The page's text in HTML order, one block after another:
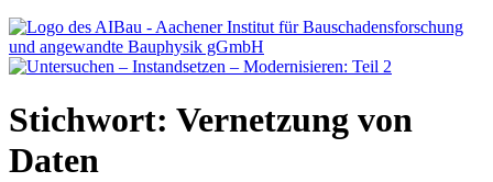
angewandte Bauphysik
Stichwort: Vernetzung von
Daten